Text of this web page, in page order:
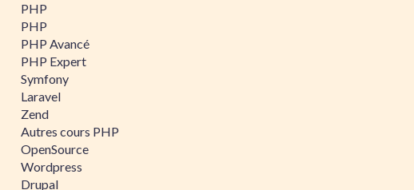
PHP
PHP
PHP Avancé
PHP Expert
Symfony
Laravel
Zend
Autres cours PHP
OpenSource
Wordpress
Drupal